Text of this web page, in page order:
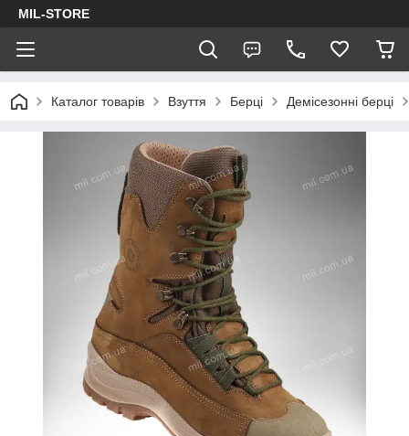
MIL-STORE
Каталог товарів Взуття Берці Демісезонні берці